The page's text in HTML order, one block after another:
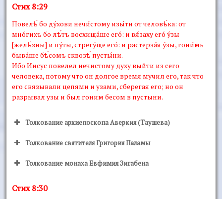
Стих 8:29
Повелѣ́ бо дýхови нечи́стому изы́ти от человѣ́ка: от
мнóгихъ бо лѣ́тъ восхищáше егó: и вя́заху егó ýзы
[желѣ́зны] и пýты, стрегýще егó: и растерзáя ýзы, гони́мь
бывáше бѣ́сомъ сквозѣ́ пусты́ни.
Ибо Иисус повелел нечистому духу выйти из сего
человека, потому что он долгое время мучил его, так что
его связывали цепями и узами, сберегая его; но он
разрывал узы и был гоним бесом в пустыни.
Толкование архиепоскопа Аверкия (Таушева)
Толкование святителя Григория Паламы
Толкование монаха Евфимия Зигабена
Стих 8:30